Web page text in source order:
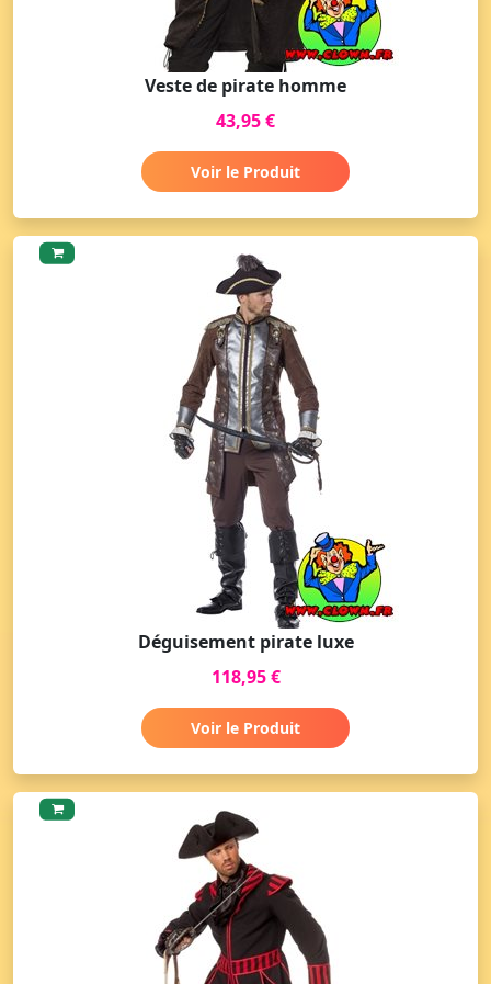
Veste de pirate homme
43,95 €
Voir le Produit
Déguisement pirate luxe
118,95 €
Voir le Produit